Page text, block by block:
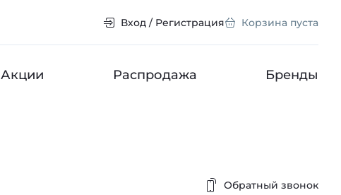
Вход / Регистрация Корзина пуста
Акции Распродажа Бренды
Обратный звонок